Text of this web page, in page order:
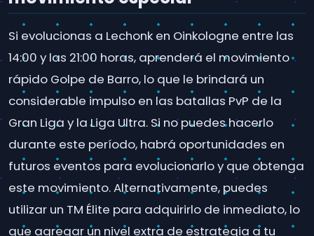
Si evolucionas a Lechonk en Oinkologne entre las
14:00 y las 21:00 horas, aprenderá el movimiento
rápido Golpe de Barro, lo que le brindará un
considerable impulso en las batallas PvP de la
Gran Liga y la Liga Ultra. Si no puedes hacerlo
durante este período, habrá oportunidades en
futuros eventos para evolucionarlo y que obtenga
este movimiento. Alternativamente, puedes
utilizar un TM Élite para adquirirlo de inmediato, lo
que agregar un nivel extra de estrategia a tu